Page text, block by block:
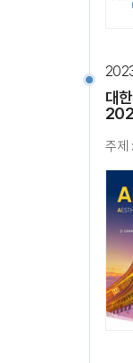
대
주제